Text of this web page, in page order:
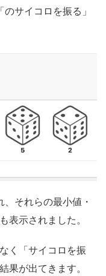
サイコロを振る」
それらの最小値・
表示されました。
く「サイコロを振
果が出てきます。